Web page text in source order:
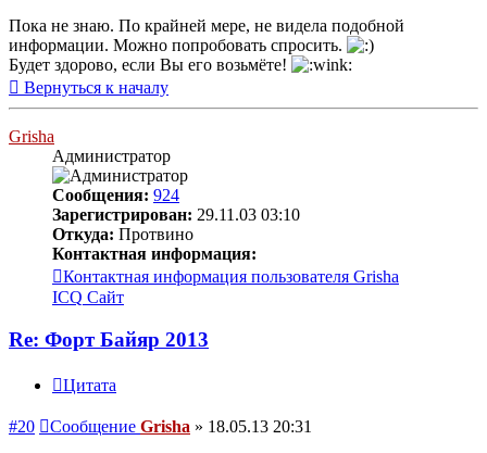
Пока не знаю. По крайней мере, не видела подобной
информации. Можно попробовать спросить.
Будет здорово, если Вы его возьмёте!
Вернуться к началу
Grisha
Администратор
Сообщения: 924
Зарегистрирован: 29.11.03 03:10
Откуда: Протвино
Контактная информация:
Контактная информация пользователя Grisha
ICQ Сайт
Re: Форт Байяр 2013
Цитата
#20 Сообщение Grisha » 18.05.13 20:31